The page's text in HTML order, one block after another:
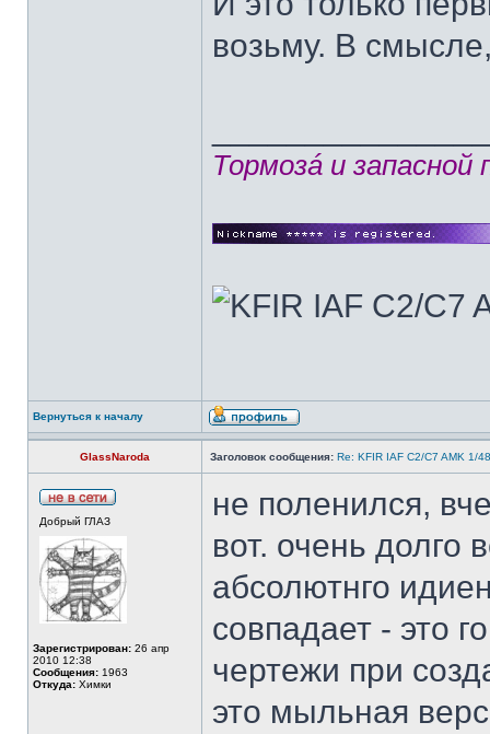
возьму. В
Тормозá и
Вернуться к началу
GlassNaroda Заголовок сообщения: Re: KFIR IAF C2/C7 AMK 1/48
Добрый ГЛАЗ
Зарегистрирован: 26 апр
2010 12:38
Сообщения: 1963
Откуда: Химки
не поленился,
вот. очень долго
абсолютнго
совпадает - это
чертежи при
это мыльная